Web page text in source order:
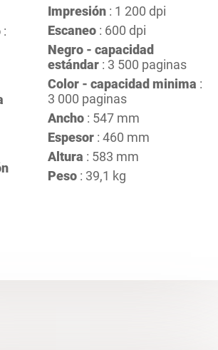
:
Impresión : 1 200 dpi
Escaneo : 600 dpi
Negro - capacidad
estándar : 3 500 paginas
Color - capacidad minima :
3 000 paginas
Ancho : 547 mm
Espesor : 460 mm
Altura : 583 mm
Peso : 39,1 kg